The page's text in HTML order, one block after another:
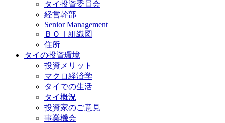
タイ投資委員会
経営幹部
Senior Management
ＢＯＩ組織図
住所
タイの投資環境
投資メリット
マクロ経済学
タイでの生活
タイ概況
投資家のご意見
事業機会